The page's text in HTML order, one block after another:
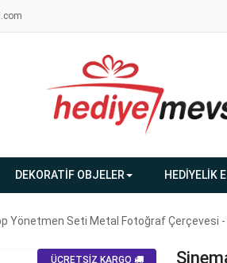
DEKORATİF OBJELER HEDİYELİK
Yönetmen Seti Metal Fotoğraf Çerçevesi -
ÜCRETSİZ KARGO